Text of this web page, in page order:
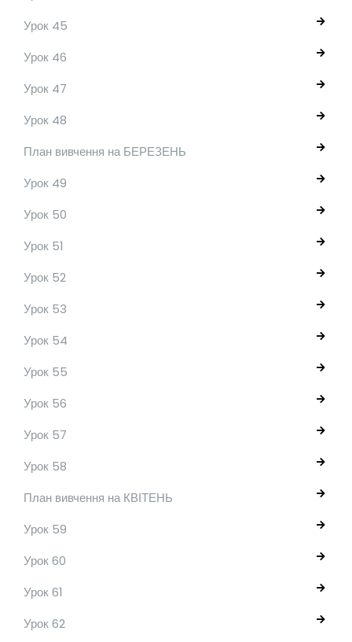
Урок 45
Урок 46
Урок 47
Урок 48
План вивчення на БЕРЕЗЕНЬ
Урок 49
Урок 50
Урок 51
Урок 52
Урок 53
Урок 54
Урок 55
Урок 56
Урок 57
Урок 58
План вивчення на КВІТЕНЬ
Урок 59
Урок 60
Урок 61
Урок 62